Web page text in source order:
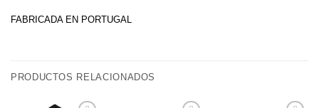
FABRICADA EN PORTUGAL
PRODUCTOS RELACIONADOS